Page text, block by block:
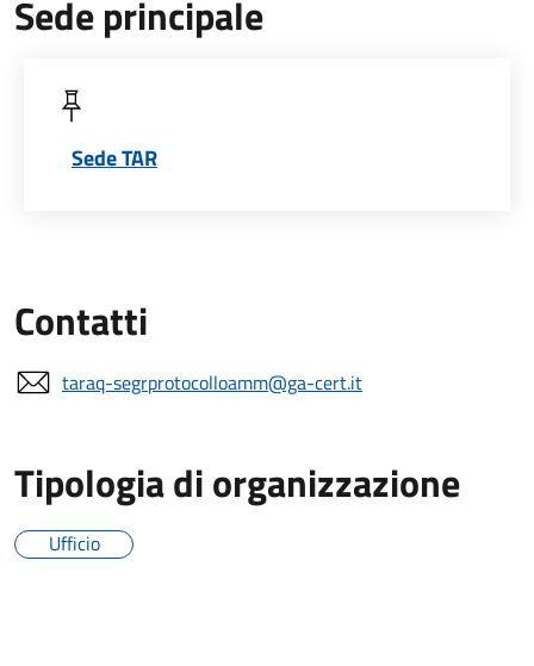
Sede principale
Sede TAR
Contatti
taraq-segrprotocolloamm@ga-cert.it
Tipologia di organizzazione
Ufficio